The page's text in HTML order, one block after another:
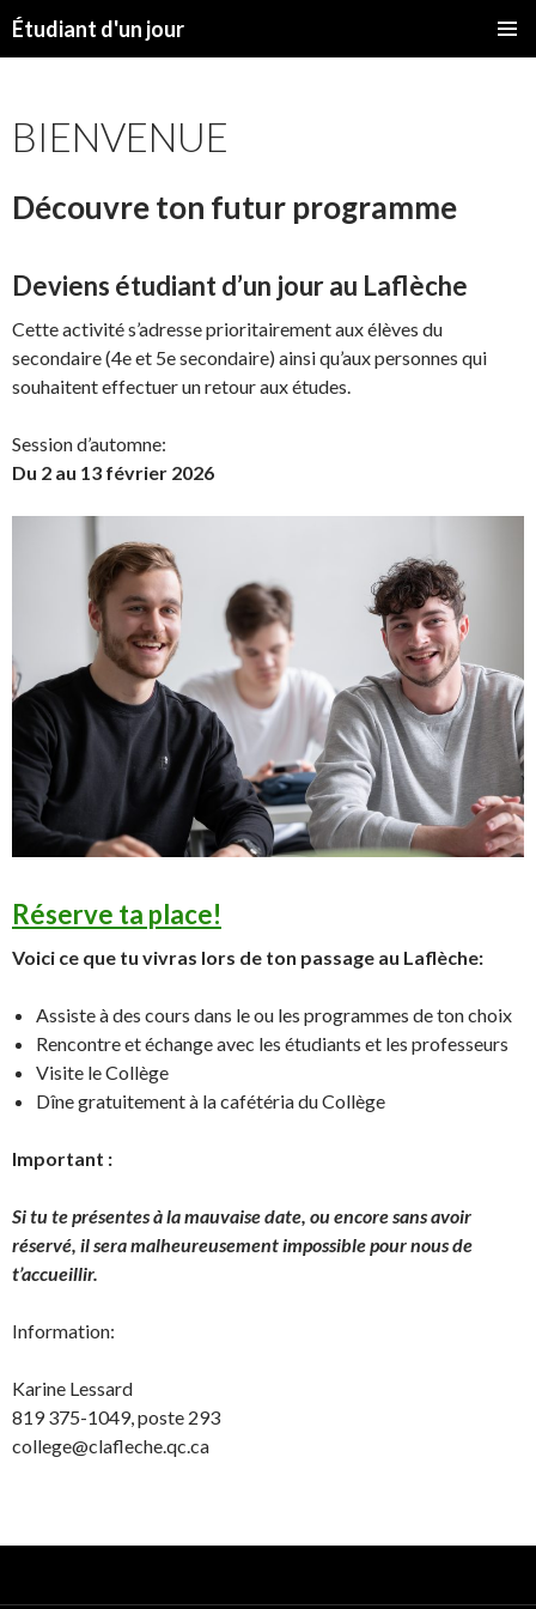
Étudiant d'un jour
BIENVENUE
Découvre ton futur programme
Deviens étudiant d’un jour au Laflèche
Cette activité s’adresse prioritairement aux élèves du
secondaire (4e et 5e secondaire) ainsi qu’aux personnes qui
souhaitent effectuer un retour aux études.
Session d’automne:
Du 2 au 13 février 2026
Réserve ta place!
Voici ce que tu vivras lors de ton passage au Laflèche:
Assiste à des cours dans le ou les programmes de ton choix
Rencontre et échange avec les étudiants et les professeurs
Visite le Collège
Dîne gratuitement à la cafétéria du Collège
Important :
Si tu te présentes à la mauvaise date, ou encore sans avoir
réservé, il sera malheureusement impossible pour nous de
t’accueillir.
Information:
Karine Lessard
819 375-1049, poste 293
college@clafleche.qc.ca